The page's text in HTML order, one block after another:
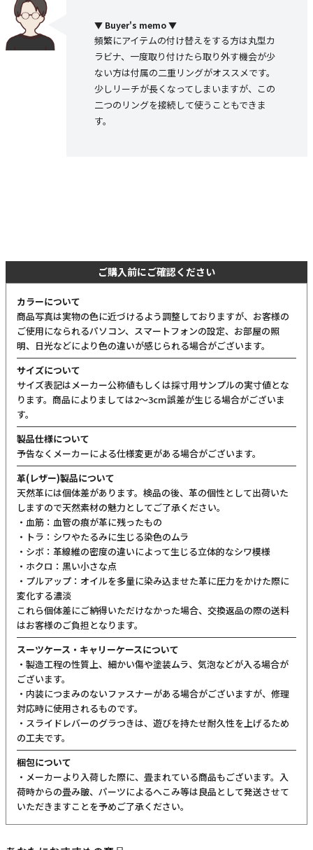
▼ Buyer's memo ▼
頻繁にアイテムの付け替えをする方は丸型カ
ラビナ、一度取り付けたら取り外す機会が少
ない方は付属の二重リングがオススメです。
少しリーチが長くなってしまいますが、この
二つのリングを接続して使うこともできま
す。
ご購入前にご確認ください
カラーについて
商品写真は実物の色に近づけるよう調整しておりますが、お客様の
ご使用になられるパソコン、スマートフォンの設定、お部屋の照
明、日光などにより色の違いが感じられる場合がございます。
サイズについて
サイズ表記はメーカー公称値もしくは採寸用サンプルの実寸値とな
ります。商品によりましては2〜3cm誤差が生じる場合がございま
す。
製品仕様について
予告なくメーカーによる仕様変更がある場合がございます。
革(レザー)製品について
天然革には個体差があります。検品の後、革の個性として出荷いた
しますので天然素材の魅力としてご了承ください。
・血筋：血管の痕が革に残ったもの
・トラ：シワやたるみに生じる染色のムラ
・シボ：革線維の密度の違いによって生じる立体的なシワ模様
・ホクロ：黒い小さな点
・プルアップ：オイルを多量に染み込ませた革に圧力をかけた際に
変化する濃淡
これら個体差にご納得いただけなかった場合、交換返品の際の送料
はお客様のご負担となります。
スーツケース・キャリーケースについて
・製造工程の性質上、細かい傷や塗装ムラ、気泡などが入る場合が
ございます。
・内装につまみのないファスナーがある場合がございますが、修理
対応時に使用されるものです。
・スライドレバーのグラつきは、遊びを持たせ耐久性を上げるため
の工夫です。
梱包について
・メーカーより入荷した際に、畳まれている商品もございます。入
荷時からの畳み皺、パーツによるへこみ等は良品として発送させて
いただきますことを予めご了承ください。